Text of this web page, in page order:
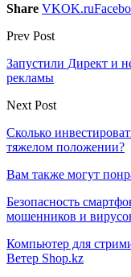
Share VKOK.ru
Prev Post
Запустили Директ и
рекламы
Next Post
Сколько
тяжелом положении?
Вам также могут
Безопасность
мошенников и
Компьютер для
Ветер Shop.kz